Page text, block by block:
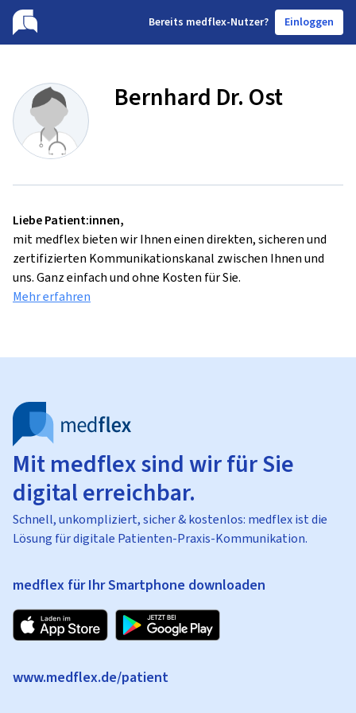
Bereits medflex-Nutzer? Einloggen
Bernhard Dr. Ost
Liebe Patient:innen,
mit medflex bieten wir Ihnen einen direkten, sicheren und
zertifizierten Kommunikationskanal zwischen Ihnen und
uns. Ganz einfach und ohne Kosten für Sie.
Mehr erfahren
Mit medflex sind wir für Sie
digital erreichbar.
Schnell, unkompliziert, sicher & kostenlos: medflex ist die
Lösung für digitale Patienten-Praxis-Kommunikation.
medflex für Ihr Smartphone downloaden
www.medflex.de/patient